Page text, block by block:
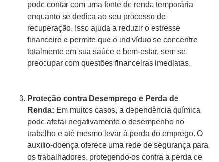
pode contar com uma fonte de renda temporária
enquanto se dedica ao seu processo de
recuperação. Isso ajuda a reduzir o estresse
financeiro e permite que o indivíduo se concentre
totalmente em sua saúde e bem-estar, sem se
preocupar com questões financeiras imediatas.
Proteção contra Desemprego e Perda de
Renda: Em muitos casos, a dependência química
pode afetar negativamente o desempenho no
trabalho e até mesmo levar à perda do emprego. O
auxílio-doença oferece uma rede de segurança para
os trabalhadores, protegendo-os contra a perda de